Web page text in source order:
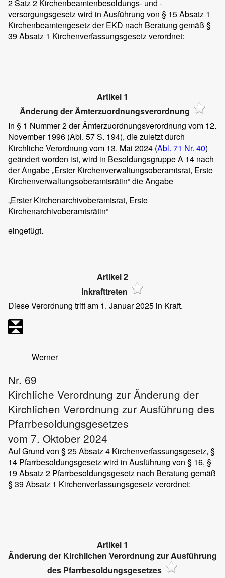
2 Satz 2 Kirchenbeamtenbesoldungs- und -
versorgungsgesetz wird in Ausführung von § 15 Absatz 1
Kirchenbeamtengesetz der EKD nach Beratung gemäß §
39 Absatz 1 Kirchenverfassungsgesetz verordnet:
Artikel 1
Änderung der Ämterzuordnungsverordnung
In § 1 Nummer 2 der Ämterzuordnungsverordnung vom 12.
November 1996 (Abl. 57 S. 194), die zuletzt durch
Kirchliche Verordnung vom 13. Mai 2024 (Abl. 71 Nr. 40)
geändert worden ist, wird in Besoldungsgruppe A 14 nach
der Angabe „Erster Kirchenverwaltungsoberamtsrat, Erste
Kirchenverwaltungsoberamtsrätin“ die Angabe
„Erster Kirchenarchivoberamtsrat, Erste
Kirchenarchivoberamtsrätin“
eingefügt.
Artikel 2
Inkrafttreten
Diese Verordnung tritt am 1. Januar 2025 in Kraft.
Werner
Nr. 69
Kirchliche Verordnung zur Änderung der
Kirchlichen Verordnung zur Ausführung des
Pfarrbesoldungsgesetzes
vom 7. Oktober 2024
Auf Grund von § 25 Absatz 4 Kirchenverfassungsgesetz, §
14 Pfarrbesoldungsgesetz wird in Ausführung von § 16, §
19 Absatz 2 Pfarrbesoldungsgesetz nach Beratung gemäß
§ 39 Absatz 1 Kirchenverfassungsgesetz verordnet:
Artikel 1
Änderung der Kirchlichen Verordnung zur Ausführung
des Pfarrbesoldungsgesetzes